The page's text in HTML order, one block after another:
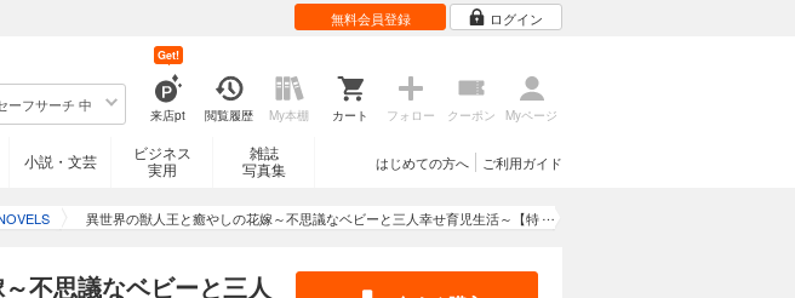
無料会員登録 ログイン
ーフサーチ 中
来店pt
Get!
閲覧履歴 My本棚 カート フォロー クーポン Myページ
小説・文芸
ビジネス
実用
雑誌
写真集
ご利用ガイド
はじめての方へ
異世界の獣人王と癒やしの花嫁～不思議なベビーと三人幸せ育児生活～【特
不思議なベビーと三人